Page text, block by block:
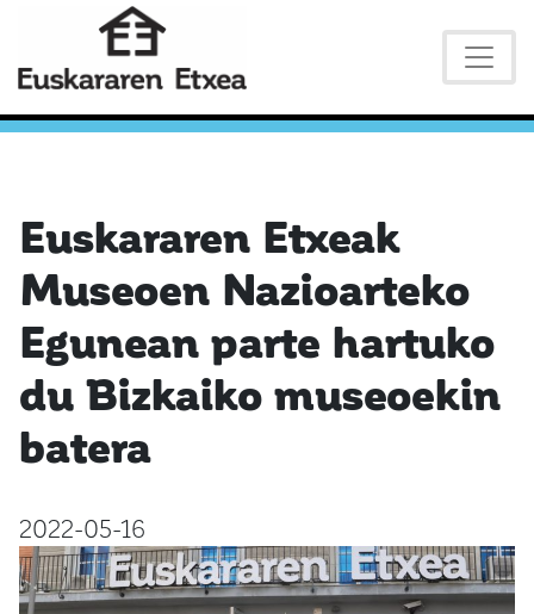
Euskararen Etxeak
Museoen Nazioarteko
Egunean parte hartuko
du Bizkaiko museoekin
batera
2022-05-16